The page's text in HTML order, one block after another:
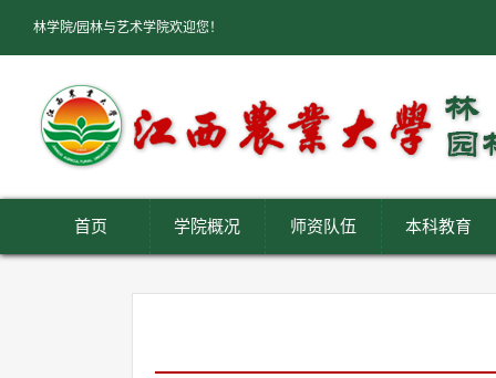
林学院/园林与艺术学院欢迎您！
首页 学院概况 师资队伍 本科教育